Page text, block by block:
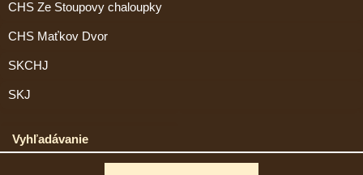
CHS Ze Stoupovy chaloupky
CHS Maťkov Dvor
SKCHJ
SKJ
Vyhľadávanie